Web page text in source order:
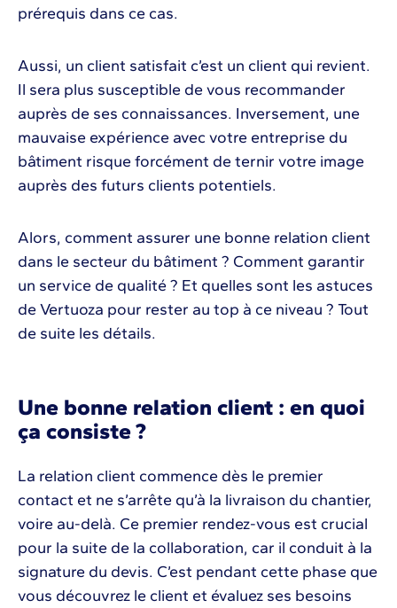
prérequis dans ce cas.
Aussi, un client satisfait c’est un client qui revient.
Il sera plus susceptible de vous recommander
auprès de ses connaissances. Inversement, une
mauvaise expérience avec votre entreprise du
bâtiment risque forcément de ternir votre image
auprès des futurs clients potentiels.
Alors, comment assurer une bonne relation client
dans le secteur du bâtiment ? Comment garantir
un service de qualité ? Et quelles sont les astuces
de Vertuoza pour rester au top à ce niveau ? Tout
de suite les détails.
Une bonne relation client : en quoi
ça consiste ?
La relation client commence dès le premier
contact et ne s’arrête qu’à la livraison du chantier,
voire au-delà. Ce premier rendez-vous est crucial
pour la suite de la collaboration, car il conduit à la
signature du devis. C’est pendant cette phase que
vous découvrez le client et évaluez ses besoins